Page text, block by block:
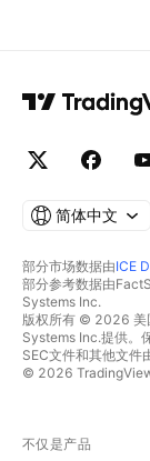
简体中文
部分市场数据由ICE
部分参考数据由
Systems Inc.
版权所有 © 2026 美
Systems Inc.提供。
SEC文件和其他文件
© 2026
不仅是产品